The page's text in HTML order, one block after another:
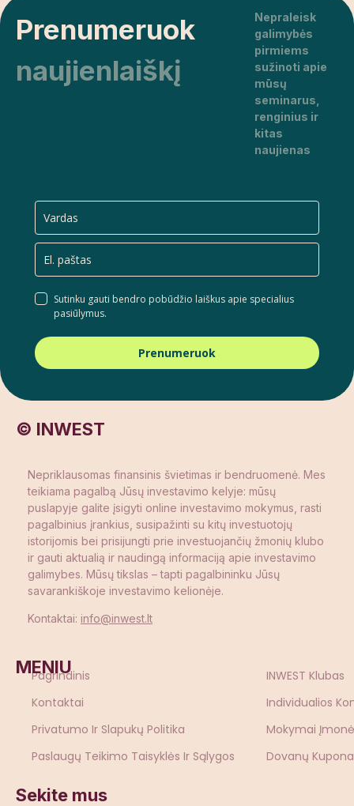
Prenumeruok
naujienlaiškį
Nepraleisk
galimybės
pirmiems
sužinoti apie
mūsų
seminarus,
renginius ir
kitas
naujienas
Sutinku gauti bendro pobūdžio laiškus apie specialius
pasiūlymus.
Prenumeruok
© INWEST
Nepriklausomas finansinis švietimas ir bendruomenė. Mes
teikiama pagalbą Jūsų investavimo kelyje: mūsų
puslapyje galite įsigyti online investavimo mokymus, rasti
pagalbinius įrankius, susipažinti su kitų investuotojų
istorijomis bei prisijungti prie investuojančių žmonių klubo
ir gauti aktualią ir naudingą informaciją apie investavimo
galimybes. Mūsų tikslas – tapti pagalbininku Jūsų
savarankiškoje investavimo kelionėje.
Kontaktai: info@inwest.lt
MENIU
Pagrindinis
Kontaktai
Privatumo Ir Slapukų Politika
Paslaugų Teikimo Taisyklės Ir Sąlygos
INWEST Klubas
Individualios
Mokymai
Dovanų
Sekite mus